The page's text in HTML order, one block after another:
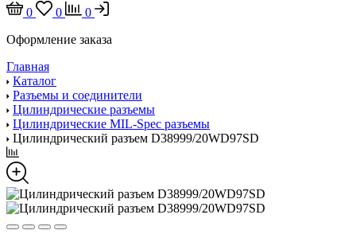
0
0
0
Оформление заказа
Главная
Каталог
Разъемы и соединители
Цилиндрические разъемы
Цилиндрические MIL-Spec разъемы
Цилиндрический разъем D38999/20WD97SD